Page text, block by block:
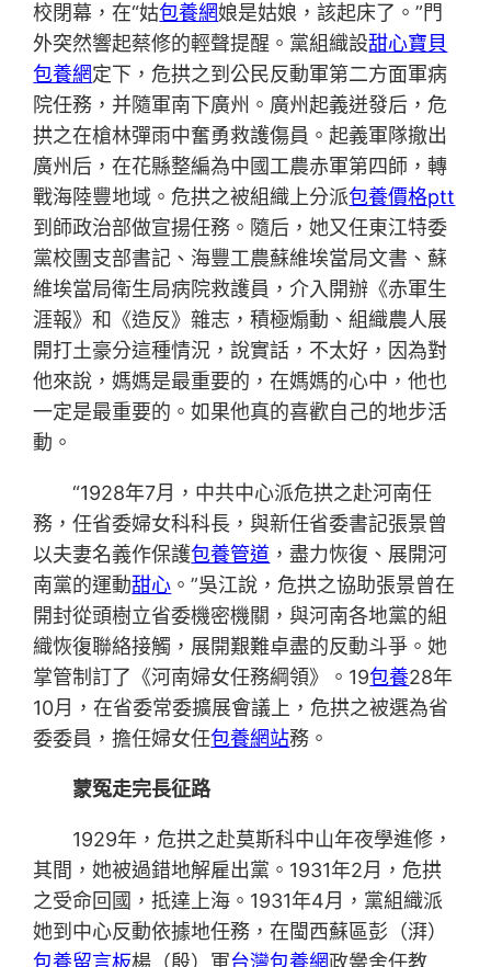
校閉幕，在“姑包養網娘是姑娘，該起床了。”門
外突然響起蔡修的輕聲提醒。黨組織設甜心寶貝
包養網定下，危拱之到公民反動軍第二方面軍病
院任務，并隨軍南下廣州。廣州起義迸發后，危
拱之在槍林彈雨中奮勇救護傷員。起義軍隊撤出
廣州后，在花縣整編為中國工農赤軍第四師，轉
戰海陸豐地域。危拱之被組織上分派包養價格ptt
到師政治部做宣揚任務。隨后，她又任東江特委
黨校團支部書記、海豐工農蘇維埃當局文書、蘇
維埃當局衛生局病院救護員，介入開辦《赤軍生
涯報》和《造反》雜志，積極煽動、組織農人展
開打土豪分這種情況，說實話，不太好，因為對
他來說，媽媽是最重要的，在媽媽的心中，他也
一定是最重要的。如果他真的喜歡自己的地步活
動。
“1928年7月，中共中心派危拱之赴河南任
務，任省委婦女科科長，與新任省委書記張景曾
以夫妻名義作保護包養管道 ，盡力恢復、展開河
南黨的運動甜心 。”吳江說，危拱之協助張景曾在
開封從頭樹立省委機密機關，與河南各地黨的組
織恢復聯絡接觸，展開艱難卓盡的反動斗爭。她
掌管制訂了《河南婦女任務綱領》。19包養28年
10月，在省委常委擴展會議上，危拱之被選為省
委委員，擔任婦女任包養網站務。
蒙冤走完長征路
1929年，危拱之赴莫斯科中山年夜學進修，
其間，她被過錯地解雇出黨。1931年2月，危拱
之受命回國，抵達上海。1931年4月，黨組織派
她到中心反動依據地任務，在閩西蘇區彭（湃）